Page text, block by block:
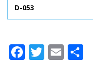
D-053
Facebook
Twitter
Email